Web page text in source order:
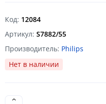
Код: 12084
Артикул: S7882/55
Производитель: Philips
Нет в наличии